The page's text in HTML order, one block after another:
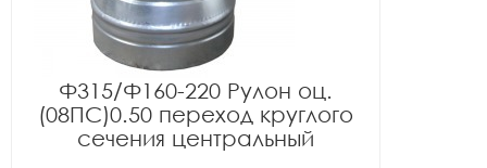
Ф315/Ф160-220 Рулон оц.
(08ПС)0.50 переход круглого
сечения центральный